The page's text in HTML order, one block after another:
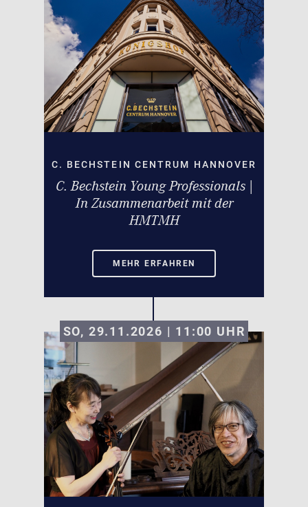
C. BECHSTEIN CENTRUM HANNOVER
C. Bechstein Young Professionals |
In Zusammenarbeit mit der
HMTMH
MEHR ERFAHREN
SO, 29.11.2026 | 11:00 UHR